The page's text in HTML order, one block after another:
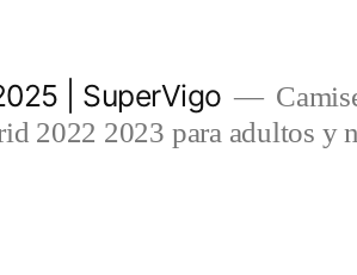
| SuperVigo
2022 2023 para adultos y